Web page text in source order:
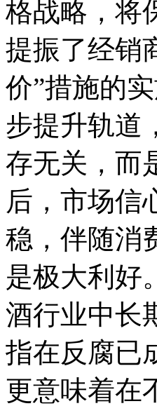
格战略，将
提振了经销
价”措施的
步提升轨道
存无关，而
后，市场信
稳，伴随消
是极大利好
酒行业中长
指在反腐已
更意味着在